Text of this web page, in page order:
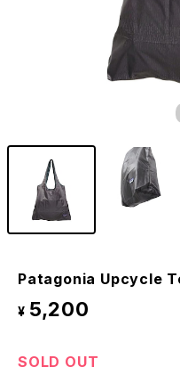
Patagonia Upcycle
¥ 5,200
SOLD OUT